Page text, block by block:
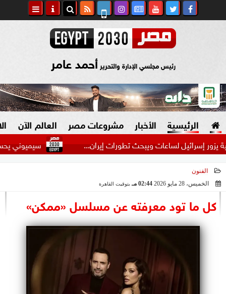
رئيس مجلسي الإدارة والتحرير أحمد عامر
الرئيسية الأخبار
السياسة
الرئاسة
الوزارات
الأحزاب
مشروعات مصر
صنع في مصر
العالم الآن
سيميوني يحسم إسرائيل لساعات ويبحث تطورات إيران...
الفنون
الخميس، 28 مايو 2026
02:44 مـ بتوقيت القاهرة
كل ما تود معرفته عن مسلسل «ممكن»